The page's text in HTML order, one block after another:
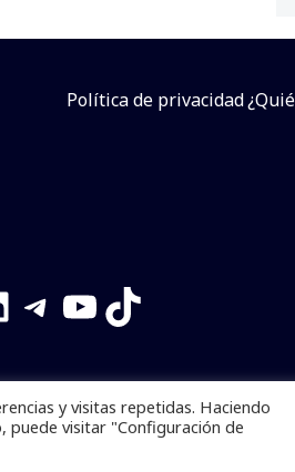
Política de privacidad
Telegram
YouTube
TikTok
de la información total o
yalla ya!
y visitas repetidas. Haciendo
puede visitar "Configuración de